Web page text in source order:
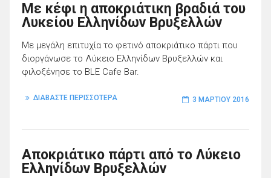
Με κέφι η αποκριάτικη βραδιά του
Λυκείου Ελληνίδων Βρυξελλών
Με μεγάλη επιτυχία το φετινό αποκριάτικο πάρτι που
διοργάνωσε το Λύκειο Ελληνίδων Βρυξελλών και
φιλοξένησε το BLE Cafe Bar.
ΔΙΑΒΑΣΤΕ ΠΕΡΙΣΣΟΤΕΡΑ 3 ΜΑΡΤΊΟΥ 2016
Αποκριάτικο πάρτι από το Λύκειο
Ελληνίδων Βρυξελλών